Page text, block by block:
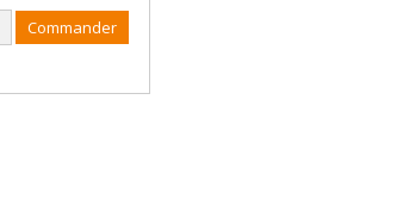
Commander